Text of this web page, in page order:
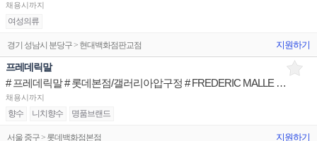
채용시까지
여성의류
경기 성남시 분당구 > 현대백화점판교점 지원하기
프레데릭말
# 프레데릭말 # 롯데본점/갤러리아압구정 # FREDERIC MALLE 브랜드 Advisior
채용시까지
향수 니치향수 명품브랜드
서울 중구 > 롯데백화점본점 지원하기